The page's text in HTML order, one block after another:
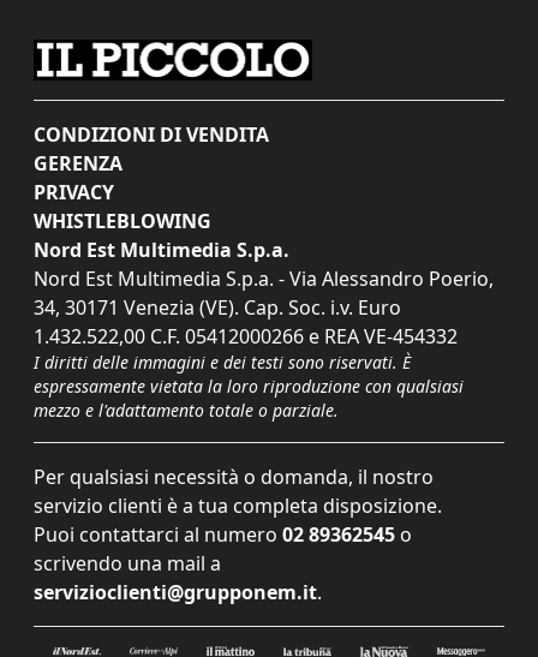
CONDIZIONI DI VENDITA
GERENZA
PRIVACY
WHISTLEBLOWING
Nord Est Multimedia S.p.a.
Nord Est Multimedia S.p.a. - Via Alessandro Poerio,
34, 30171 Venezia (VE). Cap. Soc. i.v. Euro
1.432.522,00 C.F. 05412000266 e REA VE-454332
I diritti delle immagini e dei testi sono riservati. È
espressamente vietata la loro riproduzione con qualsiasi
mezzo e l'adattamento totale o parziale.
Per qualsiasi necessità o domanda, il nostro
servizio clienti è a tua completa disposizione.
Puoi contattarci al numero 02 89362545 o
scrivendo una mail a
servizioclienti@grupponem.it.